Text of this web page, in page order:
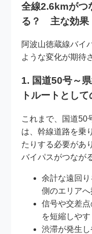
全線2.6kmがつ
る？ 主な効果
阿波山徳蔵線バイ
ような変化が期待
1. 国道50号～
トルートとし
これまで、国道50
は、幹線道路を乗
たりする必要があ
バイパスがつなが
余計な遠回
側のエリア
信号や交差
を短縮しやす
渋滞が発生